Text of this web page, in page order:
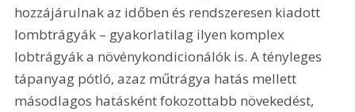
hozzájárulnak az időben és rendszeresen kiadott
lombtrágyák – gyakorlatilag ilyen komplex
lobtrágyák a növénykondicionálók is. A tényleges
tápanyag pótló, azaz műtrágya hatás mellett
másodlagos hatásként fokozottabb növekedést,